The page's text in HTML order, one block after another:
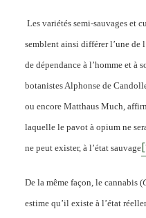
Les variétés semi-sauvages et
semblent ainsi différer l’une de
de dépendance à l’homme et à
botanistes Alphonse de
ou encore Matthaus Much,
laquelle le pavot à opium ne
ne peut exister, à l’état sauvage
De la même façon, le cannabis (
estime qu’il existe à l’état